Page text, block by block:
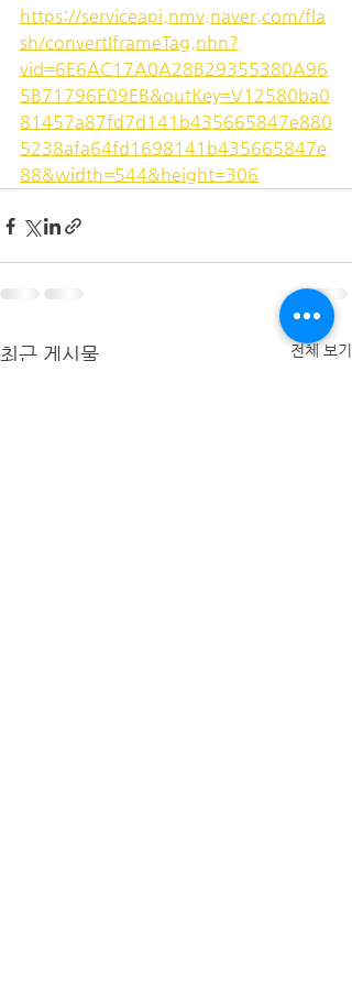
https://serviceapi.nmv.naver.com/fla
sh/convertIframeTag.nhn?
vid=6E6AC17A0A28B29355380A96
5B71796E09EB&outKey=V12580ba0
81457a87fd7d141b435665847e880
5238afa64fd1698141b435665847e
88&width=544&height=306
최근 게시물 전체 보기